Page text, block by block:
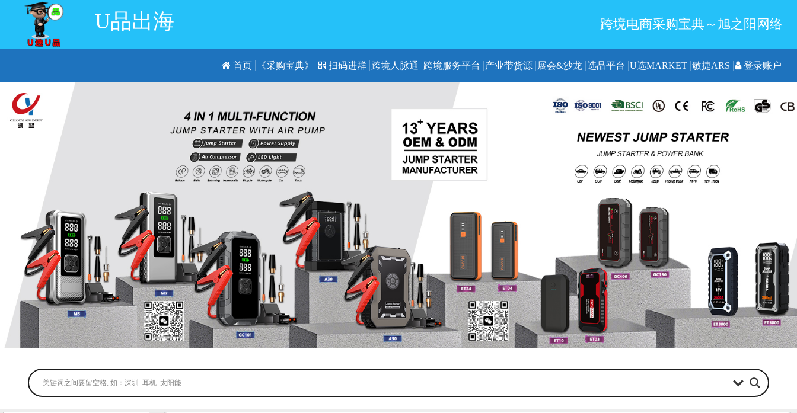
U品出海 跨境电商采购宝典～旭之阳网络
首页 《采购宝典》 扫码进群 跨境人脉通 跨境服务平台 产业带货源 展会&沙龙 选品平台 U选MARKET 敏捷ARS 登录账户